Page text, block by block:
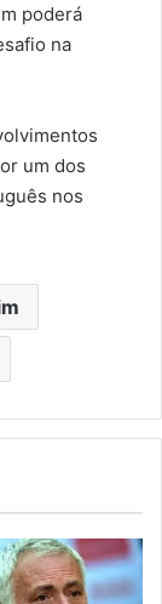
poderá
na
um dos
nos